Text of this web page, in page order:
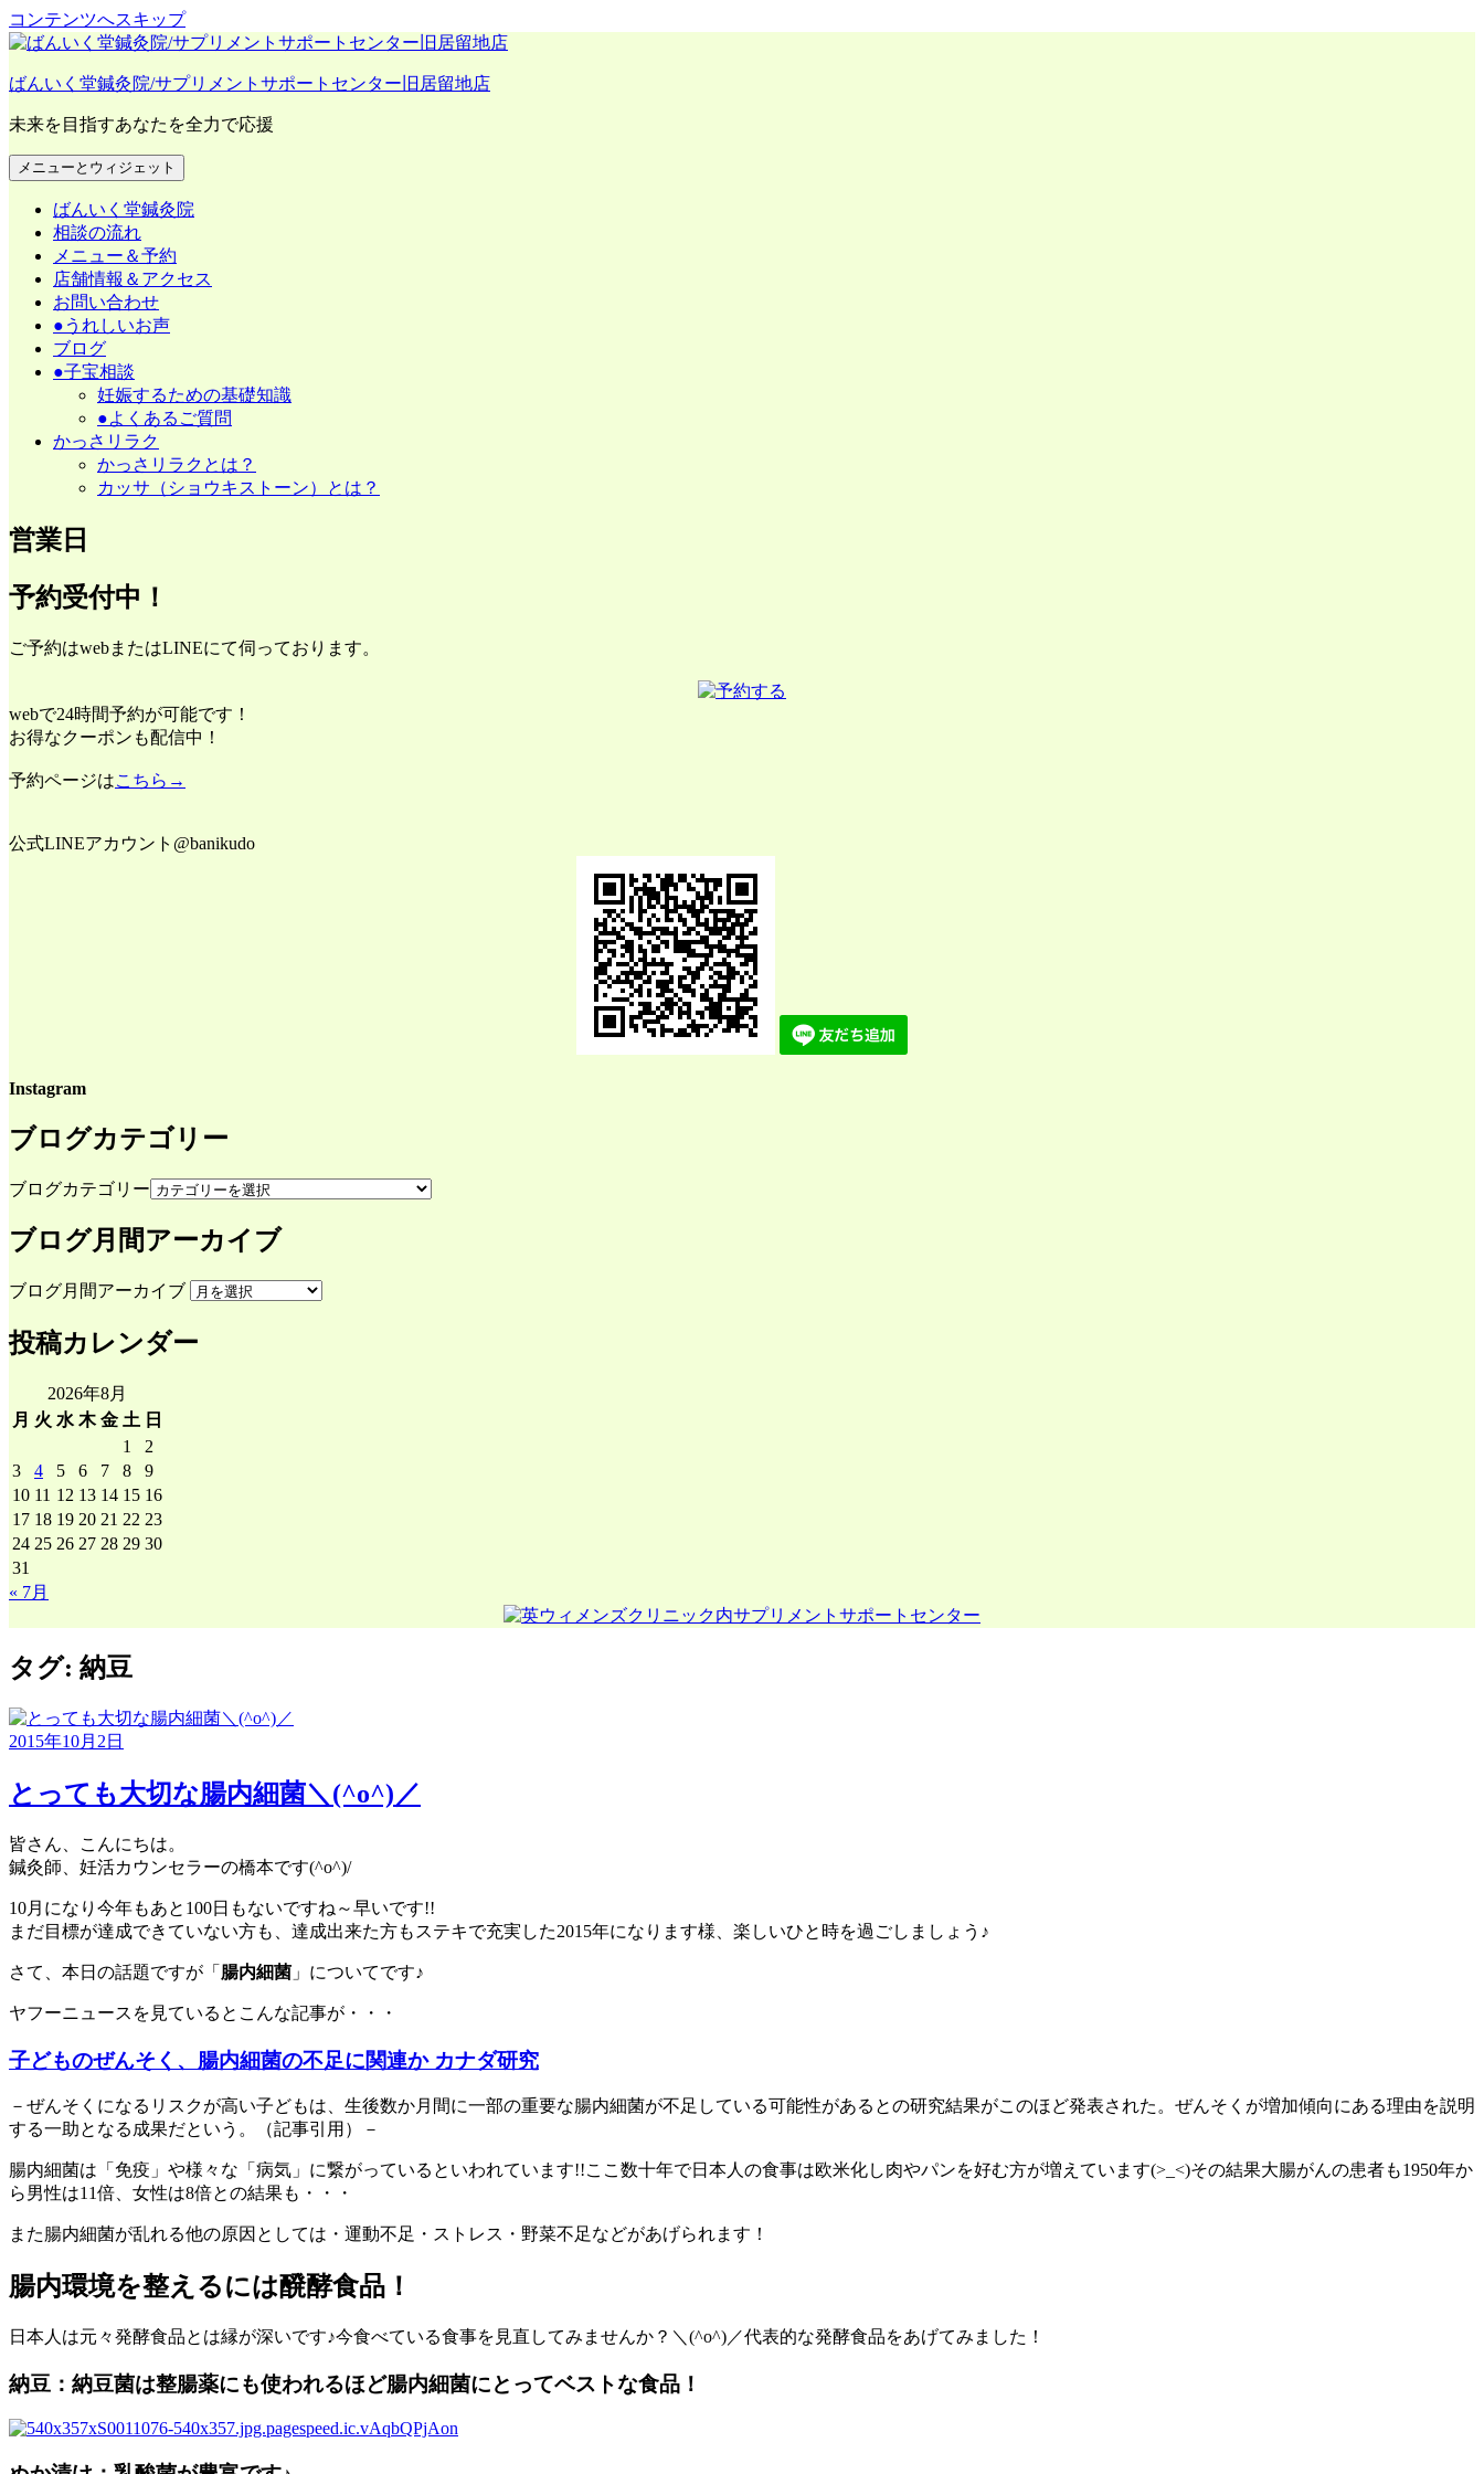
コンテンツへスキップ
ばんいく堂鍼灸院/サプリメントサポートセンター旧居留地店
未来を目指すあなたを全力で応援
メニューとウィジェット
ばんいく堂鍼灸院
相談の流れ
メニュー＆予約
店舗情報＆アクセス
お問い合わせ
●うれしいお声
ブログ
●子宝相談
妊娠するための基礎知識
●よくあるご質問
かっさリラク
かっさリラクとは？
カッサ（ショウキストーン）とは？
営業日
予約受付中！
ご予約はwebまたはLINEにて伺っております。
webで24時間予約が可能です！
お得なクーポンも配信中！
予約ページはこちら→
公式LINEアカウント@banikudo
Instagram
ブログカテゴリー
ブログカテゴリー
ブログ月間アーカイブ
ブログ月間アーカイブ
投稿カレンダー
2026年8月
月 火 水 木 金 土 日
1
2
3
4 5 6 7 8
9
10 11 12 13 14 15 16
17 18 19 20 21 22 23
24 25 26 27 28 29 30
31
« 7月
タグ: 納豆
2015年10月2日
とっても大切な腸内細菌＼(^o^)／
皆さん、こんにちは。
鍼灸師、妊活カウンセラーの橋本です(^o^)/
10月になり今年もあと100日もないですね～早いです!!
まだ目標が達成できていない方も、達成出来た方もステキで充実した2015年になります様、楽しいひと時を過ごしましょう♪
さて、本日の話題ですが「 腸内細菌 」についてです♪
ヤフーニュースを見ているとこんな記事が・・・
子どものぜんそく、腸内細菌の不足に関連か カナダ研究
－ぜんそくになるリスクが高い子どもは、生後数か月間に一部の重要な腸内細菌が不足している可能性があるとの研究結果がこのほど発表された。ぜんそくが増加傾向にある理由を説明
する一助となる成果だという。（記事引用）－
腸内細菌は「免疫」や様々な「病気」に繋がっているといわれています!!ここ数十年で日本人の食事は欧米化し肉やパンを好む方が増えています(>_<)その結果大腸がんの患者も1950年か
ら男性は11倍、女性は8倍との結果も・・・
また腸内細菌が乱れる他の原因としては・運動不足・ストレス・野菜不足などがあげられます！
腸内環境を整えるには醗酵食品！
日本人は元々発酵食品とは縁が深いです♪今食べている食事を見直してみませんか？＼(^o^)／代表的な発酵食品をあげてみました！
納豆： 納豆菌は整腸薬にも使われるほど腸内細菌にとってベストな食品！